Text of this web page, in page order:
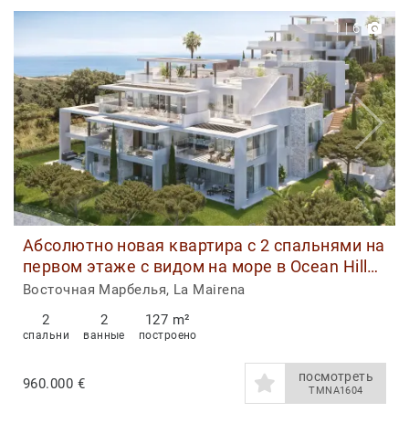
1|6
Абсолютно новая квартира с 2 спальнями на
первом этаже с видом на море в Ocean Hills,
Марбелья
Восточная Марбелья, La Mairena
2
спальни
2
ванные
127 m²
построено
960.000 € посмотреть
TMNA1604